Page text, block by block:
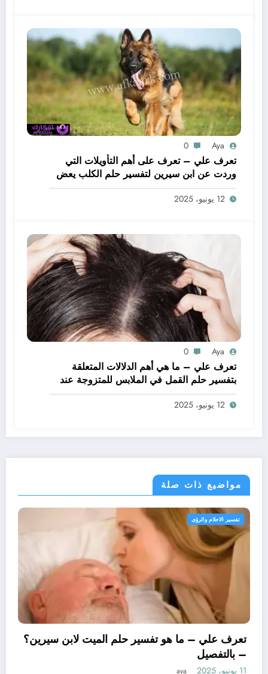
Aya
0
تعرف علي – تعرف على أهم التأويلات التي
وردت عن ابن سيرين لتفسير حلم الكلب يعض
يدي – بالتفصيل
12 يونيو، 2025
Aya
0
تعرف علي – ما هي أهم الدلالات المتعلقة
بتفسير حلم القمل في الملابس للمتزوجة عند
ابن سيرين؟ – بالتفصيل
12 يونيو، 2025
مواضيع ذات صلة
تعرف